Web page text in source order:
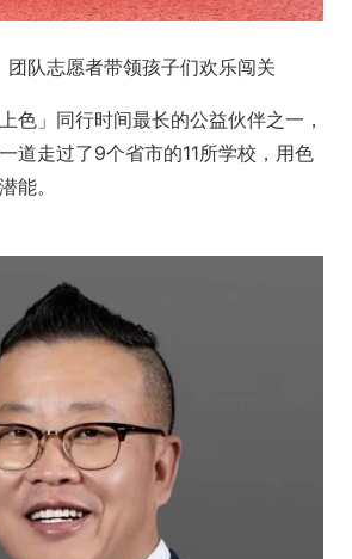
团队志愿者带领孩子们欢乐闯关
」同行时间最长的公益伙伴之一，
道走过了9个省市的11所学校，用色
能。